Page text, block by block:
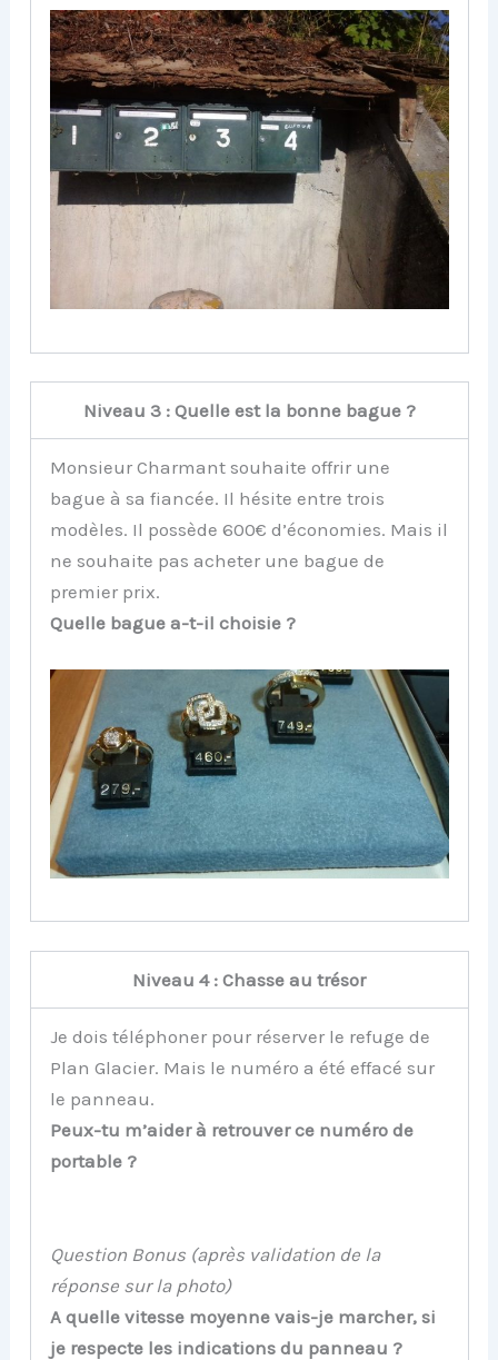
Niveau 3 : Quelle est la bonne bague ?
Monsieur Charmant souhaite offrir une
bague à sa fiancée. Il hésite entre trois
modèles. Il possède 600€ d’économies. Mais il
ne souhaite pas acheter une bague de
premier prix.
Quelle bague a-t-il choisie ?
Niveau 4 : Chasse au trésor
Je dois téléphoner pour réserver le refuge de
Plan Glacier. Mais le numéro a été effacé sur
le panneau.
Peux-tu m’aider à retrouver ce numéro de
portable ?
Question Bonus (après validation de la
réponse sur la photo)
A quelle vitesse moyenne vais-je marcher, si
je respecte les indications du panneau ?